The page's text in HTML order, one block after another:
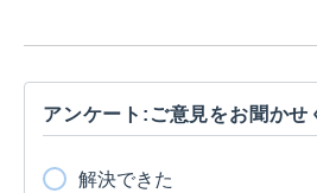
アンケート:ご意見をお聞かせ
解決できた